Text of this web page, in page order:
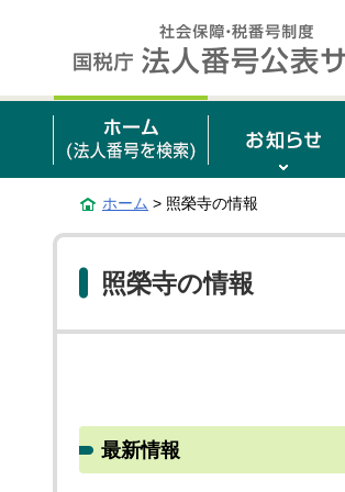
ホーム > 照榮寺の情報
照榮寺の情報
最新情報